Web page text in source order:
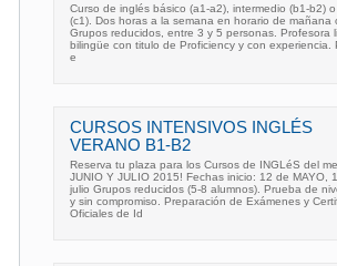
Curso de inglés básico (a1-a2), intermedio (b1-b2)
(c1). Dos horas a la semana en horario de mañana
Grupos reducidos, entre 3 y 5 personas. Profesora
bilingüe con titulo de Proficiency y con experiencia.
e
CURSOS INTENSIVOS INGLÉS
VERANO B1-B2
Reserva tu plaza para los Cursos de INGLéS del
JUNIO Y JULIO 2015! Fechas inicio: 12 de MAYO,
julio Grupos reducidos (5-8 alumnos). Prueba de
y sin compromiso. Preparación de Exámenes y
Oficiales de Id